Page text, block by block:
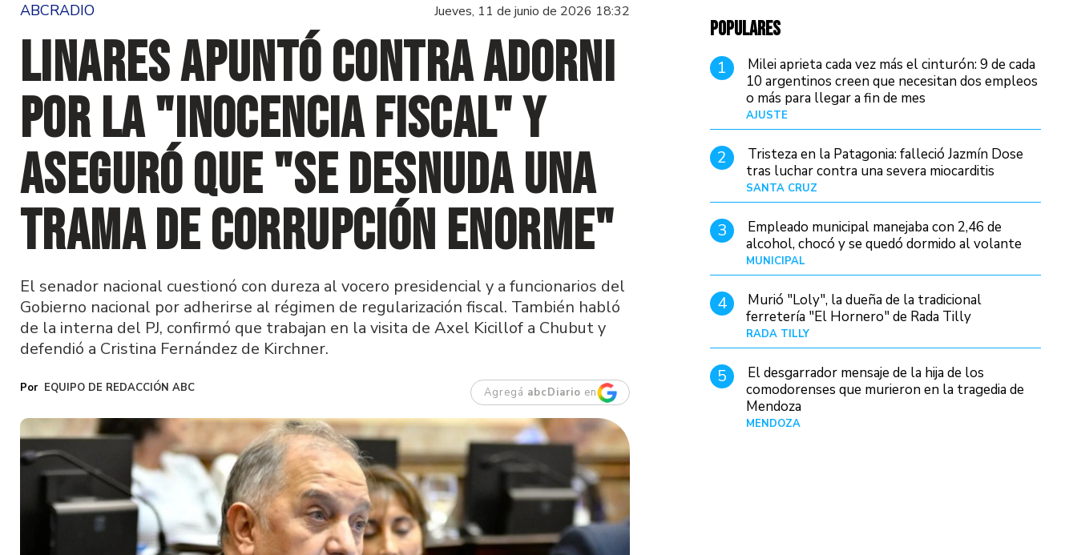
ABCRADIO Jueves, 11 de junio de 2026 18:32
Linares apuntó contra Adorni
por la "inocencia fiscal" y
aseguró que "se desnuda una
trama de corrupción enorme"
El senador nacional cuestionó con dureza al vocero presidencial y a funcionarios del
Gobierno nacional por adherirse al régimen de regularización fiscal. También habló
de la interna del PJ, confirmó que trabajan en la visita de Axel Kicillof a Chubut y
defendió a Cristina Fernández de Kirchner.
EQUIPO DE REDACCIÓN ABC Agregá abcDiario en
POPULARES
1
Milei aprieta cada vez más el cinturón: 9 de cada
10 argentinos creen que necesitan dos empleos
o más para llegar a fin de mes
AJUSTE
2
Tristeza en la Patagonia: falleció Jazmín Dose
tras luchar contra una severa miocarditis
SANTA CRUZ
3
Empleado municipal manejaba con 2,46 de
alcohol, chocó y se quedó dormido al volante
MUNICIPAL
4
Murió "Loly", la dueña de la tradicional
ferretería "El Hornero" de Rada Tilly
RADA TILLY
5
El desgarrador mensaje de la hija de los
comodorenses que murieron en la tragedia de
Mendoza
MENDOZA